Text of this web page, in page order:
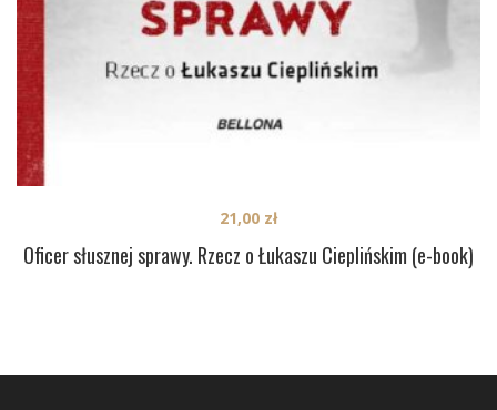
Oficer słusznej sprawy. Rzecz o Łukaszu Cieplińskim (e-book)
21,00 zł